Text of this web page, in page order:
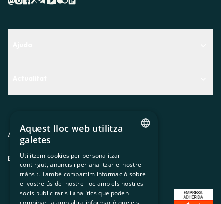
Premsa
Treballa amb nosaltres
Avis legal Política de privacitatPolítica de cookies
ES CAGLEU
SPANISH
GL
BASQUE
Aquest lloc web utilitza
galetes
Utilitzem cookies per personalitzar
contingut, anuncis i per analitzar el nostre
trànsit. També compartim informació sobre
el vostre ús del nostre lloc amb els nostres
socis publicitaris i analítics que poden
combinar-la amb altra informació que els